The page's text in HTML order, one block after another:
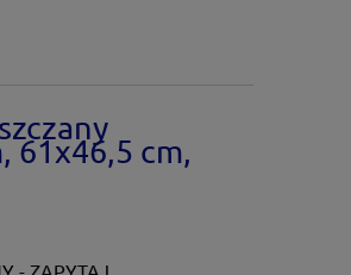
61x46,5 cm,
- ZAPYTAJ